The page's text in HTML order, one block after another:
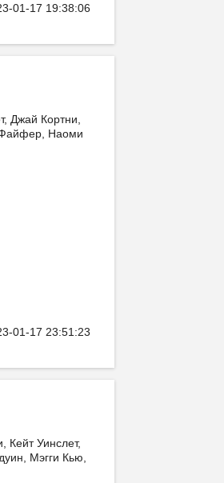
01-17 19:38:06
Джай Кортни,
Файфер, Наоми
01-17 23:51:23
Уинслет,
Мэгги Кью,